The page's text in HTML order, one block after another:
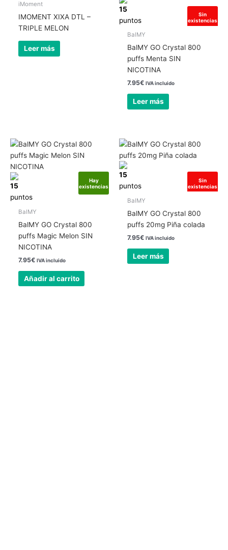
existencias
iMoment
IMOMENT XIXA DTL –
TRIPLE MELON
Leer más
Sin
existencias
15
puntos
BalMY
BalMY GO Crystal 800
puffs Menta SIN
NICOTINA
7.95€ IVA incluido
Leer más
Hay
existencias
15
puntos
BalMY
BalMY GO Crystal 800
puffs Magic Melon SIN
NICOTINA
7.95€ IVA incluido
Añadir al carrito
Sin
existencias
15
puntos
BalMY
BalMY GO Crystal 800
puffs 20mg Piña colada
7.95€ IVA incluido
Leer más